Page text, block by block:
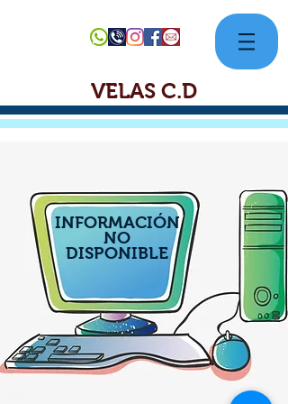
VELAS C.D
INFORMACIÓN
NO
DISPONIBLE